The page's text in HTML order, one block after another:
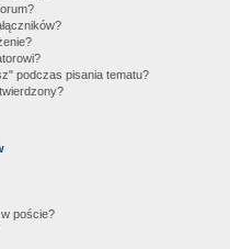
podczas pisania tematu?
poście?